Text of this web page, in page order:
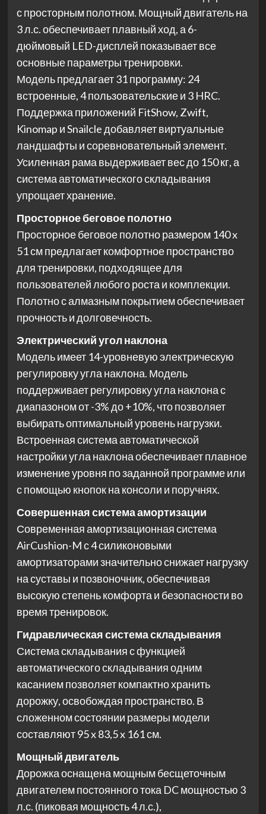
с просторным полотном. Мощный двигатель на
3 л.с. обеспечивает плавный ход, а 6-
дюймовый LED-дисплей показывает все
основные параметры тренировки.
Модель предлагает 31 программу: 24
встроенные, 4 пользовательские и 3 HRC.
Поддержка приложений FitShow, Zwift,
Kinomap и Snailcle добавляет виртуальные
ландшафты и соревновательный элемент.
Усиленная рама выдерживает вес до 150 кг, а
система автоматического складывания
упрощает хранение.
Просторное беговое полотно
Просторное беговое полотно размером 140 x
51 см предлагает комфортное пространство
для тренировки, подходящее для
пользователей любого роста и комплекции.
Полотно с алмазным покрытием обеспечивает
прочность и долговечность.
Электрический угол наклона
Модель имеет 14-уровневую электрическую
регулировку угла наклона. Модель
поддерживает регулировку угла наклона с
диапазоном от -3% до +10%, что позволяет
выбирать оптимальный уровень нагрузки.
Встроенная система автоматической
настройки угла наклона обеспечивает плавное
изменение уровня по заданной программе или
с помощью кнопок на консоли и поручнях.
Совершенная система амортизации
Современная амортизационная система
AirCushion-M с 4 силиконовыми
амортизаторами значительно снижает нагрузку
на суставы и позвоночник, обеспечивая
высокую степень комфорта и безопасности во
время тренировок.
Гидравлическая система складывания
Система складывания с функцией
автоматического складывания одним
касанием позволяет компактно хранить
дорожку, освобождая пространство. В
сложенном состоянии размеры модели
составляют 95 x 83,5 x 161 см.
Мощный двигатель
Дорожка оснащена мощным бесщеточным
двигателем постоянного тока DC мощностью 3
л.с. (пиковая мощность 4 л.с.),